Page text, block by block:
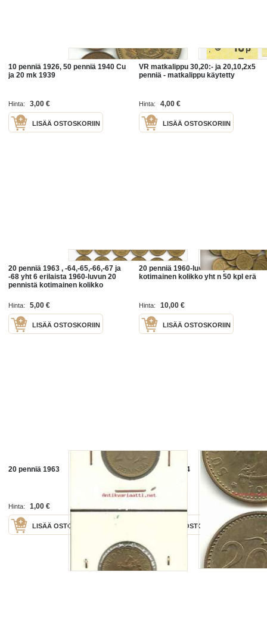
10 penniä 1926, 50 penniä 1940 Cu
ja 20 mk 1939
Hinta: 3,00 €
LISÄÄ OSTOSKORIIN
VR matkalippu 30,20:- ja 20,10,2x5
penniä - matkalippu käytetty
Hinta: 4,00 €
LISÄÄ OSTOSKORIIN
20 penniä 1963 , -64,-65,-66,-67 ja
-68 yht 6 erilaista 1960-luvun 20
pennistä kotimainen kolikko
Hinta: 5,00 €
LISÄÄ OSTOSKORIIN
20 penniä 1960-luvun 20 pennin
kotimainen kolikko yht n 50 kpl erä
Hinta: 10,00 €
LISÄÄ OSTOSKORIIN
20 penniä 1963
Hinta: 1,00 €
LISÄÄ OSTOSKORIIN
20 penniä 1974
LISÄÄ OSTOSKORIIN